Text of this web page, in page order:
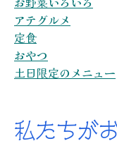
アテグルメ
定食
おやつ
土日限定のメニュー
私たちが